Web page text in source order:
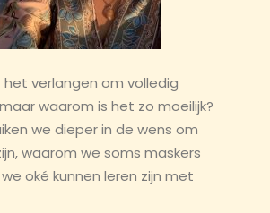
verlangen om volledig
waarom is het zo moeilijk?
we dieper in de wens om
waarom we soms maskers
oké kunnen leren zijn met